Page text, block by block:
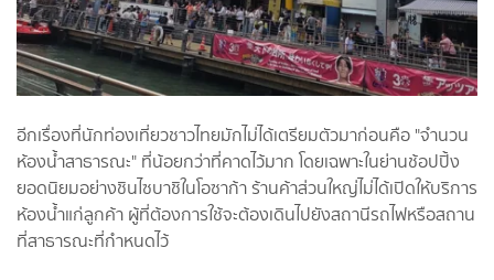
อีกเรื่องที่นักท่องเที่ยวชาวไทยมักไม่ได้เตรียมตัวมาก่อนคือ "จำนวน
ห้องน้ำสาธารณะ" ที่น้อยกว่าที่คาดไว้มาก โดยเฉพาะในย่านช้อปปิ้ง
ยอดนิยมอย่างชินไซบาชิในโอซาก้า ร้านค้าส่วนใหญ่ไม่ได้เปิดให้บริการ
ห้องน้ำแก่ลูกค้า ผู้ที่ต้องการใช้จะต้องเดินไปยังสถานีรถไฟหรือสถาน
ที่สาธารณะที่กำหนดไว้